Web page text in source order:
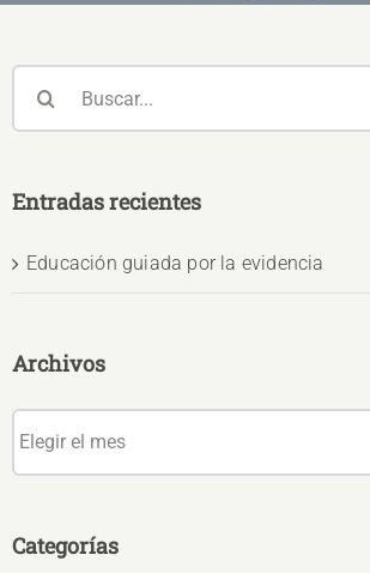
Entradas recientes
Educación guiada por la evidencia
Archivos
Categorías